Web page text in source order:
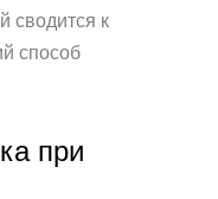
сводится к
способ
при